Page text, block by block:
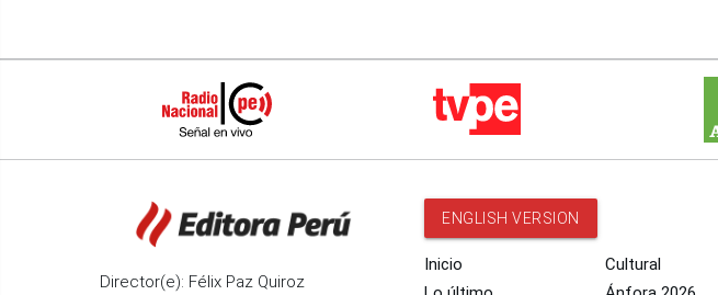
Director(e): Félix Paz Quiroz
ENGLISH VERSION
Inicio
Cultural